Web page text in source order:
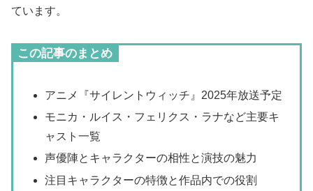
ています。
この記事のまとめ
アニメ『サイレントウィッチ』2025年放送予定
モニカ・ルイス・フェリクス・ラナなど主要キ
ャスト一覧
声優陣とキャラクターの相性と演技の魅力
注目キャラクターの特徴と作品内での役割